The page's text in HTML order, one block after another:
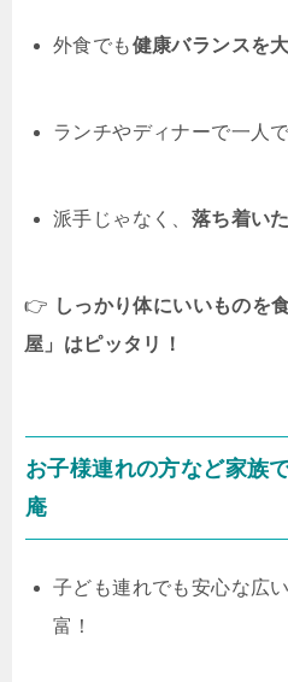
外食でも健康バランスを
ランチやディナーで一人
派手じゃなく、 落ち着い
👉 しっかり体にいいものを
屋」はピッタリ！
お子様連れの方など家族
庵
子ども連れでも安心な広
富！